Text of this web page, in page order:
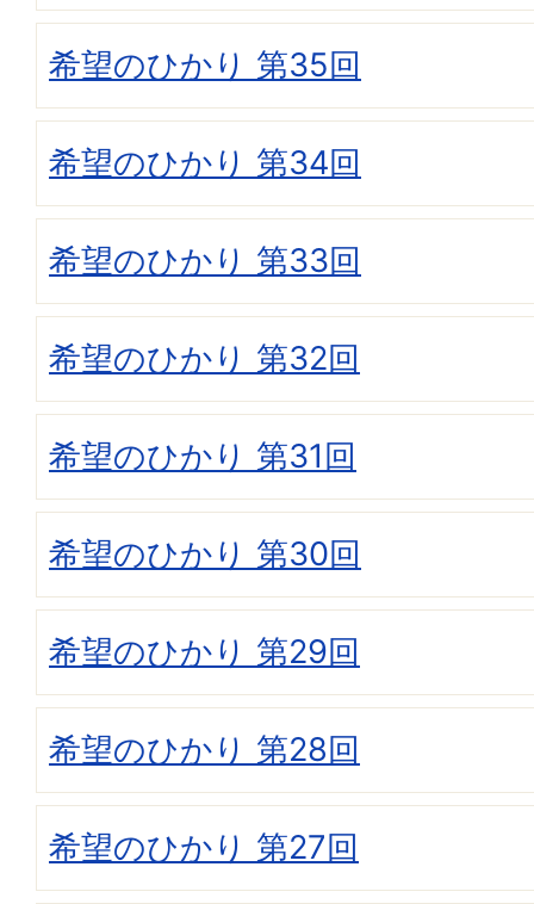
希望のひかり 第35回
希望のひかり 第34回
希望のひかり 第33回
希望のひかり 第32回
希望のひかり 第31回
希望のひかり 第30回
希望のひかり 第29回
希望のひかり 第28回
希望のひかり 第27回